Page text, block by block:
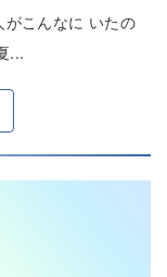
こんなに いたの
...